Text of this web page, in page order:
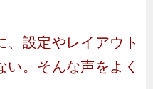
、設定やレイアウト
い。そんな声をよく